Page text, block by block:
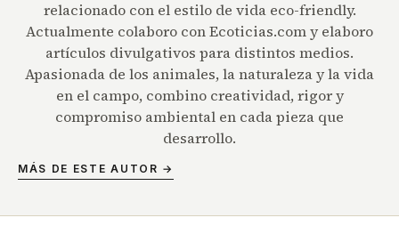
relacionado con el estilo de vida eco-friendly.
Actualmente colaboro con Ecoticias.com y elaboro
artículos divulgativos para distintos medios.
Apasionada de los animales, la naturaleza y la vida
en el campo, combino creatividad, rigor y
compromiso ambiental en cada pieza que
desarrollo.
MÁS DE ESTE AUTOR →